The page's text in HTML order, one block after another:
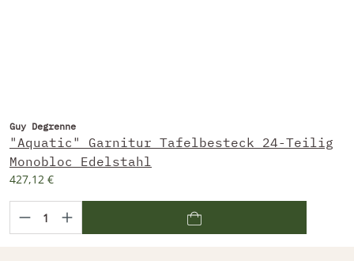
Guy Degrenne
"Aquatic" Garnitur Tafelbesteck 24-Teilig
Monobloc Edelstahl
427,12 €